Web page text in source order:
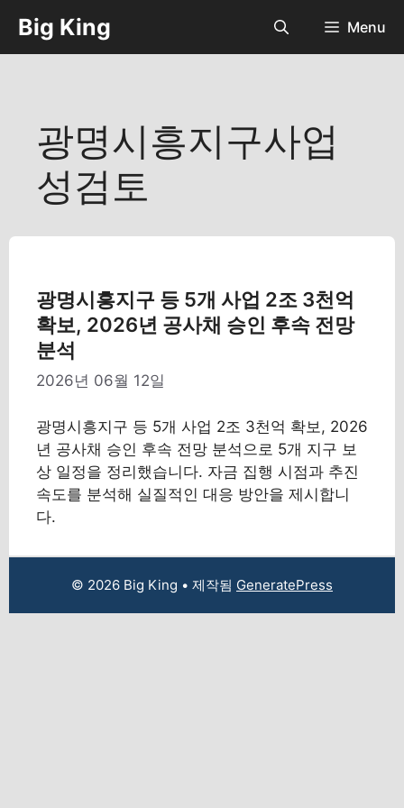
츠
Big King Menu
광명시흥지구사업
성검토
광명시흥지구 등 5개 사업 2조 3천억
확보, 2026년 공사채 승인 후속 전망
분석
2026년 06월 12일
광명시흥지구 등 5개 사업 2조 3천억 확보, 2026
년 공사채 승인 후속 전망 분석으로 5개 지구 보
상 일정을 정리했습니다. 자금 집행 시점과 추진
속도를 분석해 실질적인 대응 방안을 제시합니
다.
© 2026 Big King • 제작됨 GeneratePress